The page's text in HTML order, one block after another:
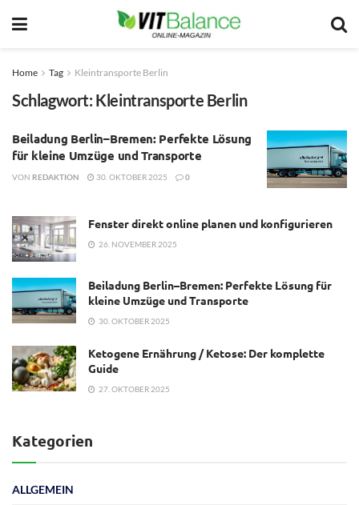
Home Tag Kleintransporte Berlin
Schlagwort: Kleintransporte Berlin
Beiladung Berlin–Bremen: Perfekte Lösung
für kleine Umzüge und Transporte
VON REDAKTION 30. OKTOBER 2025 0
Fenster direkt online planen und konfigurieren
26. NOVEMBER 2025
Beiladung Berlin–Bremen: Perfekte Lösung für
kleine Umzüge und Transporte
30. OKTOBER 2025
Ketogene Ernährung / Ketose: Der komplette
Guide
27. OKTOBER 2025
Kategorien
ALLGEMEIN